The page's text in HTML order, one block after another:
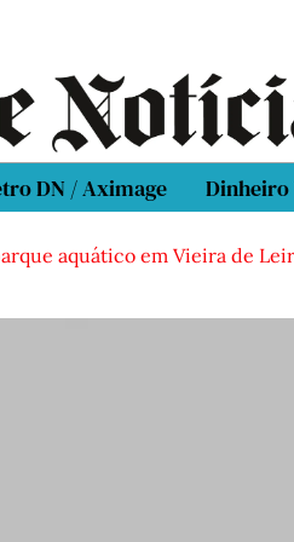
DN / Aximage Dinheiro
em Vieira de Leiria